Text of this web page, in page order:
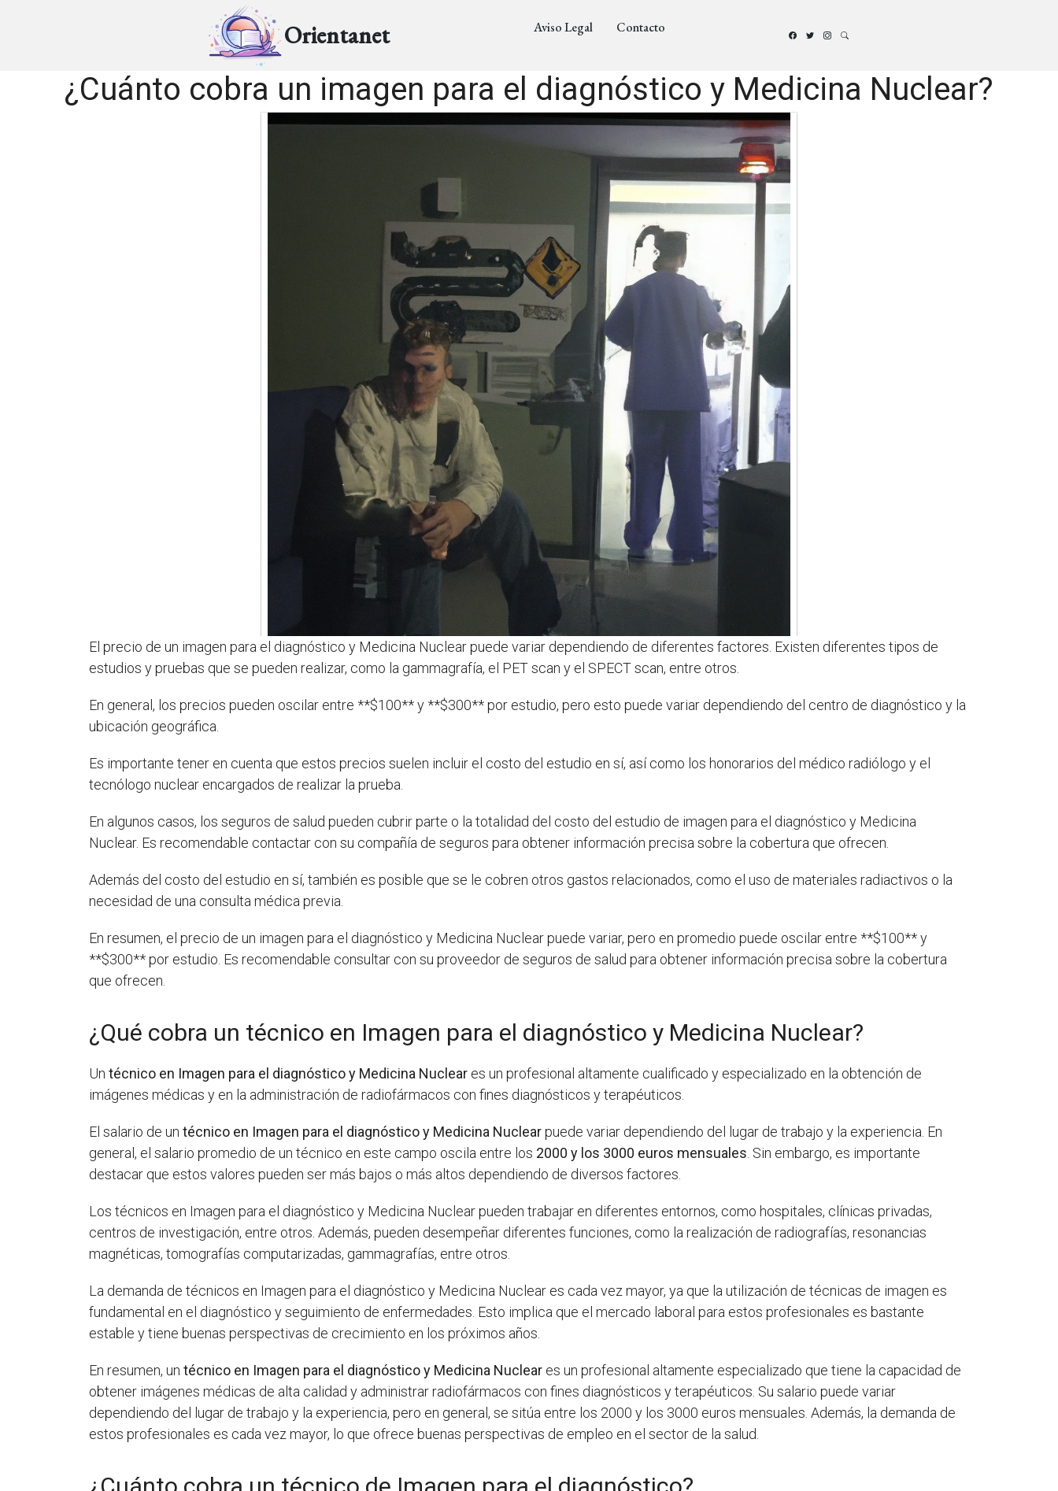
Orientanet Aviso Legal Contacto
¿Cuánto cobra un imagen para el diagnóstico y Medicina Nuclear?
El precio de un imagen para el diagnóstico y Medicina Nuclear puede variar dependiendo de diferentes factores. Existen diferentes tipos de
estudios y pruebas que se pueden realizar, como la gammagrafía, el PET scan y el SPECT scan, entre otros.
En general, los precios pueden oscilar entre **$100** y **$300** por estudio, pero esto puede variar dependiendo del centro de diagnóstico y la
ubicación geográfica.
Es importante tener en cuenta que estos precios suelen incluir el costo del estudio en sí, así como los honorarios del médico radiólogo y el
tecnólogo nuclear encargados de realizar la prueba.
En algunos casos, los seguros de salud pueden cubrir parte o la totalidad del costo del estudio de imagen para el diagnóstico y Medicina
Nuclear. Es recomendable contactar con su compañía de seguros para obtener información precisa sobre la cobertura que ofrecen.
Además del costo del estudio en sí, también es posible que se le cobren otros gastos relacionados, como el uso de materiales radiactivos o la
necesidad de una consulta médica previa.
En resumen, el precio de un imagen para el diagnóstico y Medicina Nuclear puede variar, pero en promedio puede oscilar entre **$100** y
**$300** por estudio. Es recomendable consultar con su proveedor de seguros de salud para obtener información precisa sobre la cobertura
que ofrecen.
¿Qué cobra un técnico en Imagen para el diagnóstico y Medicina Nuclear?
Untécnico en Imagen para el diagnóstico y Medicina Nuclear es un profesional altamente cualificado y especializado en la obtención de
imágenes médicas y en la administración de radiofármacos con fines diagnósticos y terapéuticos.
El salario de untécnico en Imagen para el diagnóstico y Medicina Nuclearpuede variar dependiendo del lugar de trabajo y la experiencia. En
general, el salario promedio de un técnico en este campo oscila entre los 2000 y los 3000 euros mensuales . Sin embargo, es importante
destacar que estos valores pueden ser más bajos o más altos dependiendo de diversos factores.
Los técnicos en Imagen para el diagnóstico y Medicina Nuclear pueden trabajar en diferentes entornos, como hospitales, clínicas privadas,
centros de investigación, entre otros. Además, pueden desempeñar diferentes funciones, como la realización de radiografías, resonancias
magnéticas, tomografías computarizadas, gammagrafías, entre otros.
La demanda de técnicos en Imagen para el diagnóstico y Medicina Nuclear es cada vez mayor, ya que la utilización de técnicas de imagen es
fundamental en el diagnóstico y seguimiento de enfermedades. Esto implica que el mercado laboral para estos profesionales es bastante
estable y tiene buenas perspectivas de crecimiento en los próximos años.
En resumen, untécnico en Imagen para el diagnóstico y Medicina Nuclear es un profesional altamente especializado que tiene la capacidad de
obtener imágenes médicas de alta calidad y administrar radiofármacos con fines diagnósticos y terapéuticos. Su salario puede variar
dependiendo del lugar de trabajo y la experiencia, pero en general, se sitúa entre los 2000 y los 3000 euros mensuales. Además, la demanda de
estos profesionales es cada vez mayor, lo que ofrece buenas perspectivas de empleo en el sector de la salud.
¿Cuánto cobra un técnico de Imagen para el diagnóstico?